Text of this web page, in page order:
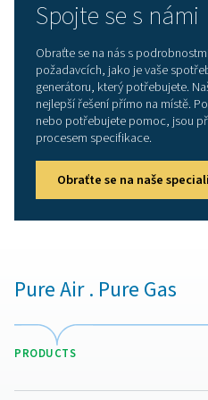
přispívají k dosažení
účinnosti.
Výhody
Generátor PPNG HE
malého množství
až o 30 % méně